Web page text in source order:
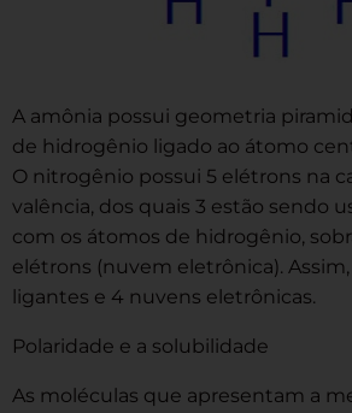
A amônia possui geometria
de hidrogênio ligado ao átomo
O nitrogênio possui 5 elétrons na
valência, dos quais 3 estão sendo
com os átomos de hidrogênio,
elétrons (nuvem eletrônica).
ligantes e 4 nuvens eletrônicas.
Polaridade e a solubilidade
As moléculas que apresentam a